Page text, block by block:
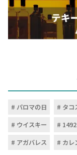
パロマの日 タコ
ウイスキー
1492
アガバレス
カレ